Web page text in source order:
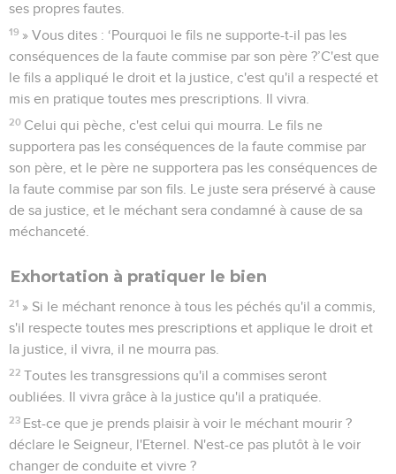
ses propres fautes.
19 » Vous dites : ‘Pourquoi le fils ne supporte-t-il pas les
conséquences de la faute commise par son père ?’C'est que
le fils a appliqué le droit et la justice, c'est qu'il a respecté et
mis en pratique toutes mes prescriptions. Il vivra.
20 Celui qui pèche, c'est celui qui mourra. Le fils ne
supportera pas les conséquences de la faute commise par
son père, et le père ne supportera pas les conséquences de
la faute commise par son fils. Le juste sera préservé à cause
de sa justice, et le méchant sera condamné à cause de sa
méchanceté.
Exhortation à pratiquer le bien
21 » Si le méchant renonce à tous les péchés qu'il a commis,
s'il respecte toutes mes prescriptions et applique le droit et
la justice, il vivra, il ne mourra pas.
22 Toutes les transgressions qu'il a commises seront
oubliées. Il vivra grâce à la justice qu'il a pratiquée.
23 Est-ce que je prends plaisir à voir le méchant mourir ?
déclare le Seigneur, l'Eternel. N'est-ce pas plutôt à le voir
changer de conduite et vivre ?